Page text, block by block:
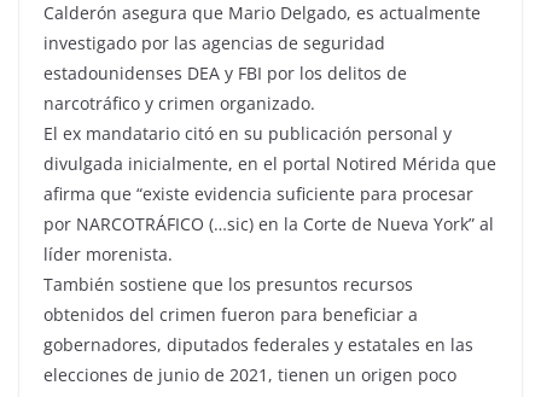
Calderón asegura que Mario Delgado, es actualmente
investigado por las agencias de seguridad
estadounidenses DEA y FBI por los delitos de
narcotráfico y crimen organizado.
El ex mandatario citó en su publicación personal y
divulgada inicialmente, en el portal Notired Mérida que
afirma que “existe evidencia suficiente para procesar
por NARCOTRÁFICO (…sic) en la Corte de Nueva York” al
líder morenista.
También sostiene que los presuntos recursos
obtenidos del crimen fueron para beneficiar a
gobernadores, diputados federales y estatales en las
elecciones de junio de 2021, tienen un origen poco